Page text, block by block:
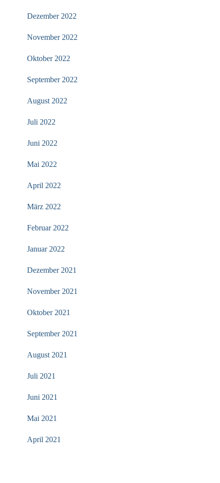
Dezember 2022
November 2022
Oktober 2022
September 2022
August 2022
Juli 2022
Juni 2022
Mai 2022
April 2022
März 2022
Februar 2022
Januar 2022
Dezember 2021
November 2021
Oktober 2021
September 2021
August 2021
Juli 2021
Juni 2021
Mai 2021
April 2021